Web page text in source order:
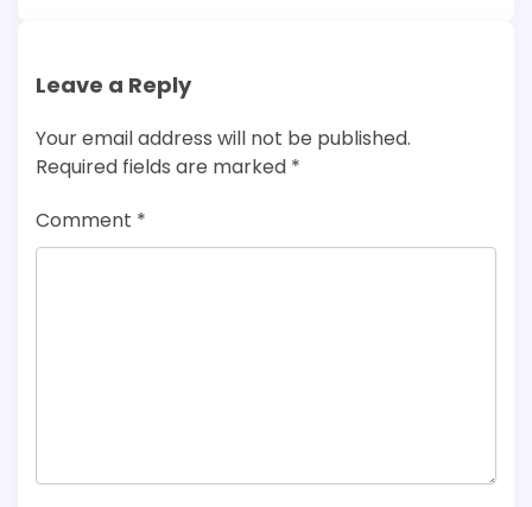
Leave a Reply
Your email address will not be published.
Required fields are marked *
Comment *